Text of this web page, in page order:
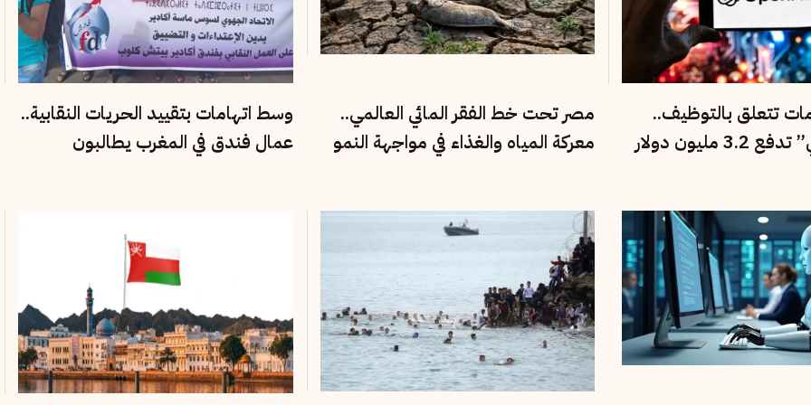
تتعلق بالتوظيف..
“أوبن إي آي” تدفع 3.2 مليون دولار
مصر تحت خط الفقر المائي العالمي..
معركة المياه والغذاء في مواجهة النمو
وسط اتهامات بتقييد الحريات النقابية..
عمال فندق في المغرب يطالبون